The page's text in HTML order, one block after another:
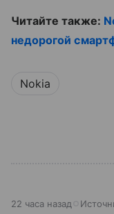
Читайте также:
недорогой
Nokia
22 часа назад